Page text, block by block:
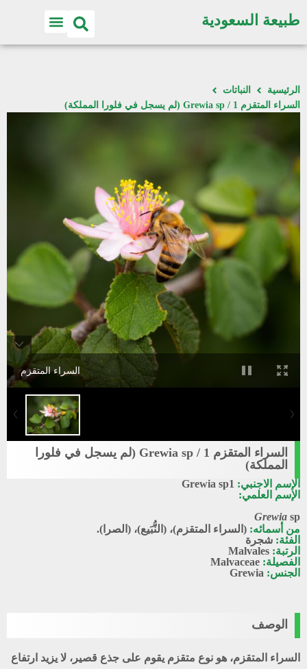
طبيعة السعودية
الرئيسية
النباتات
السراء المتقزم 1 / Grewia sp (لم يسجل في فلورا المملكة)
السراء المتقزم
السراء المتقزم 1 / Grewia sp (لم يسجل في فلورا
المملكة)
الإسم الاجنبي: Grewia sp1
الإسم العلمي:
Grewia sp
من أسمائه: (السراء المتقزم)، (النُّبَيع)، (الصرا).
الفئة: شجرة
الرتبة: Malvales
الفصيلة: Malvaceae
الجنس: Grewia
الوصف
السراء المتقزم، هو نوع متقزم يقوم على جذع قصير، لا يزيد ارتفاع